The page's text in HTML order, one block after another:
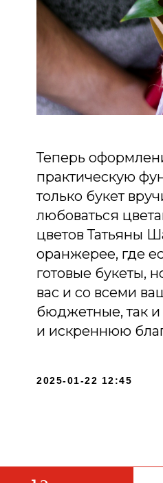
Теперь
практическую
только букет
любоваться
цветов Татьяны
оранжерее, где
готовые букеты,
вас и со всеми
бюджетные, так
и искреннюю
2025-01-22 12:45